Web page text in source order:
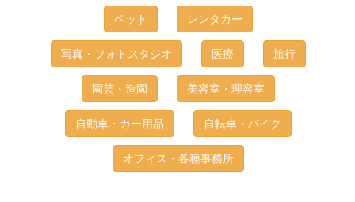
ペット レンタカー
写真・フォトスタジオ 医療 旅行
園芸・造園 美容室・理容室
自動車・カー用品 自転車・バイク
オフィス・各種事務所